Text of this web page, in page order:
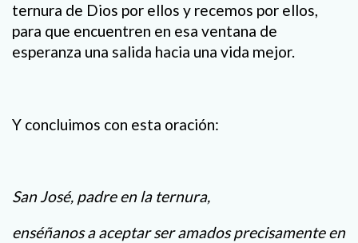
ternura de Dios por ellos y recemos por ellos,
para que encuentren en esa ventana de
esperanza una salida hacia una vida mejor.
Y concluimos con esta oración:
San José, padre en la ternura,
enséñanos a aceptar ser amados precisamente en